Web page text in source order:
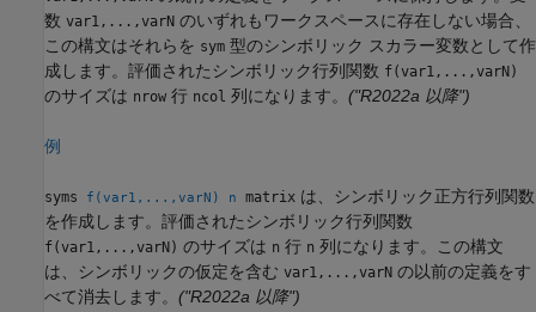
数 var1,...,varN のいずれもワークスペースに存在しない場合、
この構文はそれらを sym 型のシンボリック スカラー変数として作
成します。評価されたシンボリック行列関数 f(var1,...,varN)
のサイズは nrow 行 ncol 列になります。 ("R2022a 以降")
例
syms f(var1,...,varN) n matrix は、シンボリック正方行列関数
を作成します。評価されたシンボリック行列関数
f(var1,...,varN) のサイズは n 行 n 列になります。この構文
は、シンボリックの仮定を含む var1,...,varN の以前の定義をす
べて消去します。 ("R2022a 以降")